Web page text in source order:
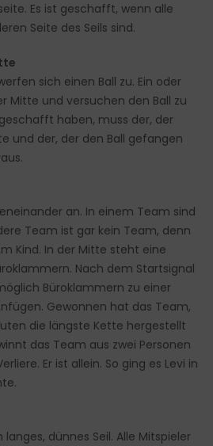
Es ist geschafft, wenn alle
Seite des Seils sind.
sich einen Ball zu. Ein oder
Mitte und versuchen den Ball zu
haben, muss der, der
und der, der den Ball gefangen
an. In einem Team sind
Team ist gar kein Team, denn
Kind. In der Mitte steht eine
Nach dem Startsignal
Büroklammern zu einer
Gewonnen hat das Team,
die längste Kette hergestellt
das Team aus zwei Personen
Er ist allein. So ging es Levi in
dünnes Seil. Alle Mitspieler